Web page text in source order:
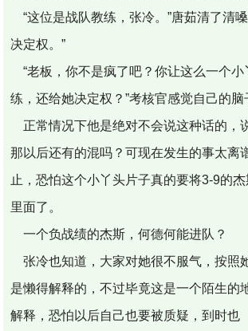
“这位是战队教练，张冷。”唐茹清了清
决定权。”
“老板，你不是疯了吧？你让这么一个小
练，还给她决定权？”考核官感觉自己的脑
正常情况下他是绝对不会说这种话的，
那以后还有的混吗？可现在发生的事太离
止，恐怕这个小丫头片子真的要将3-9的
里面了。
一个负战绩的杰斯，何德何能进队？
张冷也知道，大家对她很不服气，按照
是懒得解释的，不过毕竟这是一个陌生的
解释，恐怕以后自己也要被质疑，到时也